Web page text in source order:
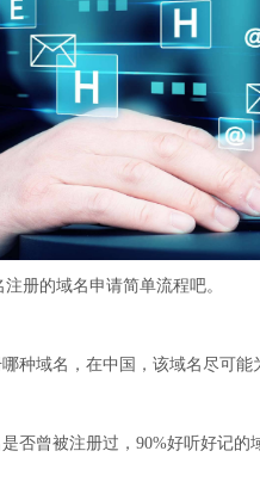
的域名申请简单流程吧。
域名，在中国，该域名尽可能
曾被注册过，90%好听好记的